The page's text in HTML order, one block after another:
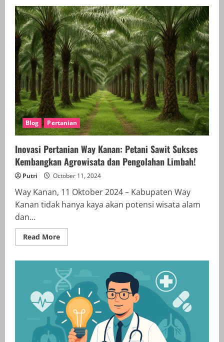
Tersembunyi
Way
Kanan:
5
Destinasi
Wisata
Wajib
Dikunjungi
untuk
Liburan
Tak
Terlupakan!
Blog Pertanian
Inovasi Pertanian Way Kanan: Petani Sawit Sukses
Kembangkan Agrowisata dan Pengolahan Limbah!
Putri October 11, 2024
Way Kanan, 11 Oktober 2024 – Kabupaten Way
Kanan tidak hanya kaya akan potensi wisata alam
dan...
Read MoreRead
more
Way
Kanan:
Petani
Sawit
Sukses
Kembangkan
Agrowisata
dan
Pengolahan
Limbah!